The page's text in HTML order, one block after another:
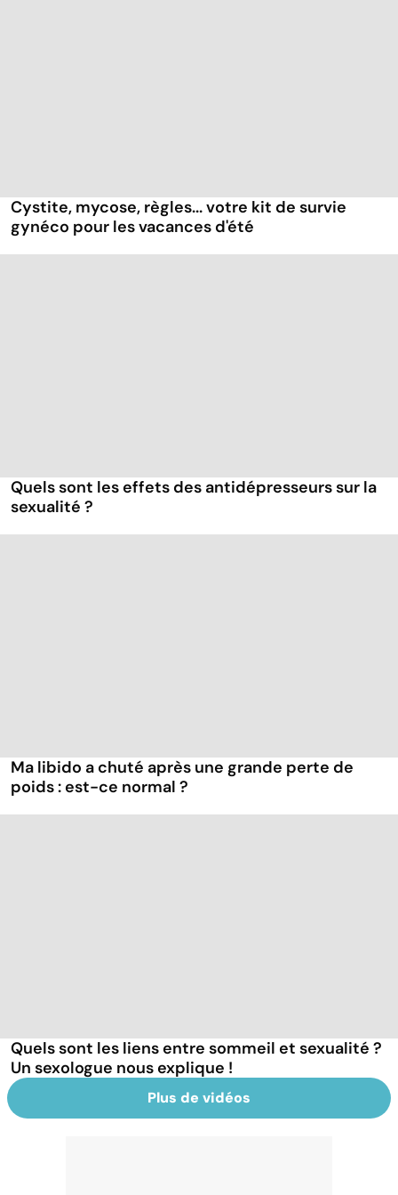
Cystite, mycose, règles... votre kit de survie
gynéco pour les vacances d'été
Quels sont les effets des antidépresseurs sur la
sexualité ?
Ma libido a chuté après une grande perte de
poids : est-ce normal ?
Quels sont les liens entre sommeil et sexualité ?
Un sexologue nous explique !
Plus de vidéos